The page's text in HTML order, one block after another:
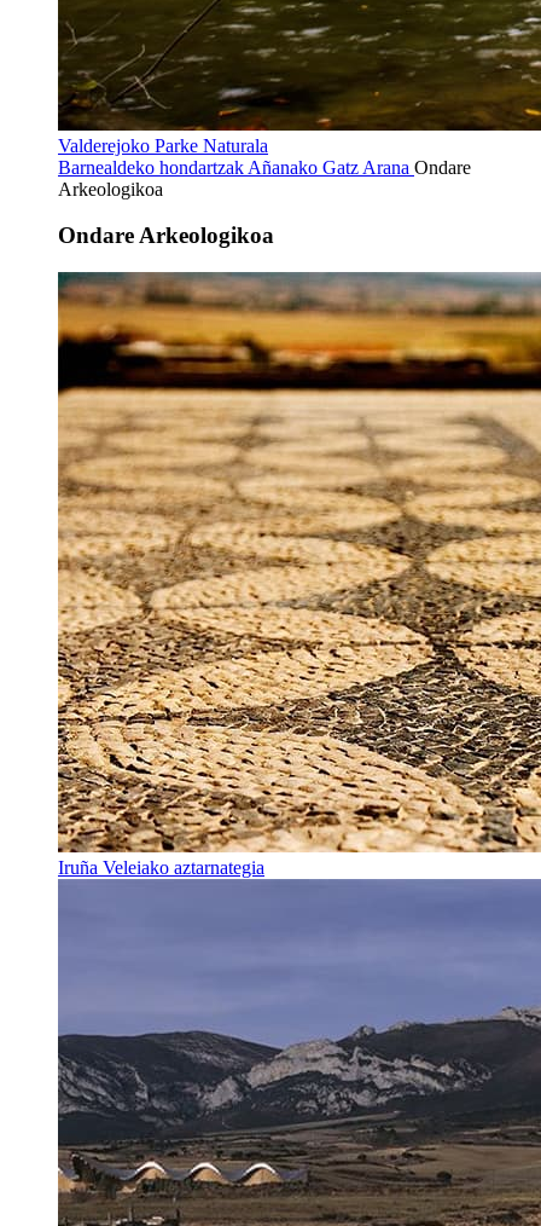
Valderejoko Parke Naturala
Barnealdeko hondartzak Añanako Gatz Arana Ondare
Arkeologikoa
Ondare Arkeologikoa
Iruña Veleiako aztarnategia